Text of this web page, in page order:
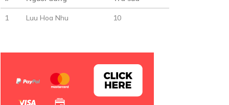
1 Luu Hoa Nhu 10